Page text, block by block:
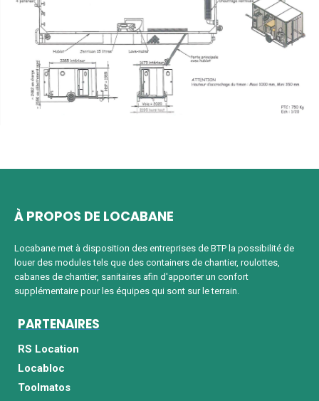
À PROPOS DE LOCABANE
Locabane met à disposition des entreprises de BTP la possibilité de
louer des modules tels que des containers de chantier, roulottes,
cabanes de chantier, sanitaires afin d'apporter un confort
supplémentaire pour les équipes qui sont sur le terrain.
PARTENAIRES
RS Location
Locabloc
Toolmatos